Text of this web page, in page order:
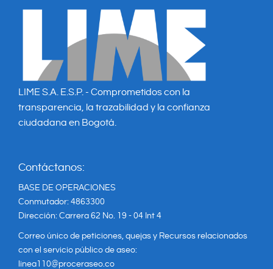
LIME S.A. E.S.P. - Comprometidos con la
transparencia, la trazabilidad y la confianza
ciudadana en Bogotá.
Contáctanos:
BASE DE OPERACIONES
Conmutador: 4863300
Dirección: Carrera 62 No. 19 - 04 Int 4
Correo único de peticiones, quejas y Recursos relacionados
con el servicio público de aseo:
linea110@proceraseo.co